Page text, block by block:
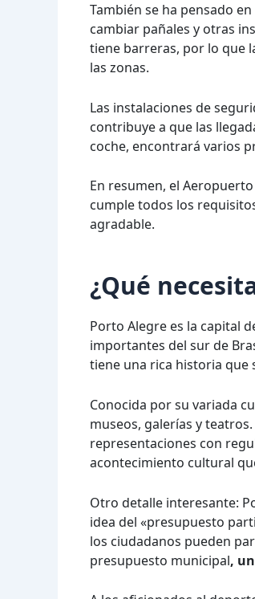
También se ha pensado
cambiar pañales y otras
tiene barreras, por lo que
las zonas.
Las instalaciones de
contribuye a que las
coche, encontrará varios
En resumen, el
cumple todos los
agradable.
¿Qué
Porto Alegre es la capital
importantes del sur de
tiene una rica historia que
Conocida por su variada
museos, galerías y
representaciones con
acontecimiento cultural
Otro detalle interesante:
idea del «presupuesto
los ciudadanos pueden
presupuesto municipal,